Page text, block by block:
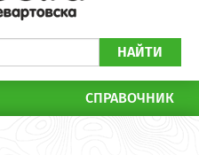
НАЙТИ
СПРАВОЧНИК